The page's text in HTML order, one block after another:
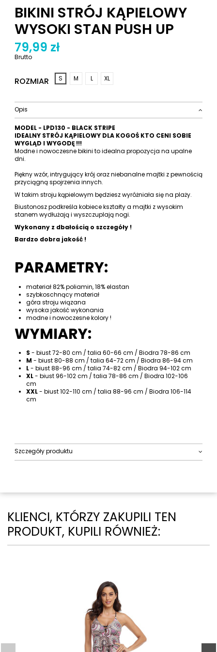
BIKINI STRÓJ KĄPIELOWY
WYSOKI STAN PUSH UP
79,99 zł
Brutto
ROZMIAR S M L XL
Opis
MODEL - LPD130 - BLACK STRIPE
IDEALNY STRÓJ KĄPIELOWY DLA KOGOŚ KTO CENI SOBIE
WYGLĄD I WYGODĘ !!!
Modne i nowoczesne bikini to idealna propozycja na upalne
dni.
Piękny wzór, intrygujący krój oraz niebanalne majtki z pewnością
przyciągną spojrzenia innych.
W takim stroju kąpielowym będziesz wyróżniała się na plaży.
Biustonosz podkreśla kobiece kształty a majtki z wysokim
stanem wydłużają i wyszczuplają nogi.
Wykonany z dbałością o szczegóły !
Bardzo dobra jakość !
PARAMETRY:
materiał 82% poliamin, 18% elastan
szybkoschnący materiał
góra stroju wiązana
wysoka jakość wykonania
modne i nowoczesne kolory !
WYMIARY:
S - biust 72-80 cm / talia 60-66 cm / Biodra 78-86 cm
M - biust 80-88 cm / talia 64-72 cm / Biodra 86-94 cm
L- biust 88-96 cm / talia 74-82 cm / Biodra 94-102 cm
XL- biust 96-102 cm / talia 78-86 cm / Biodra 102-106
cm
XXL- biust 102-110 cm / talia 88-96 cm / Biodra 106-114
cm
Szczegóły produktu
KLIENCI, KTÓRZY ZAKUPILI TEN
PRODUKT, KUPILI RÓWNIEŻ: